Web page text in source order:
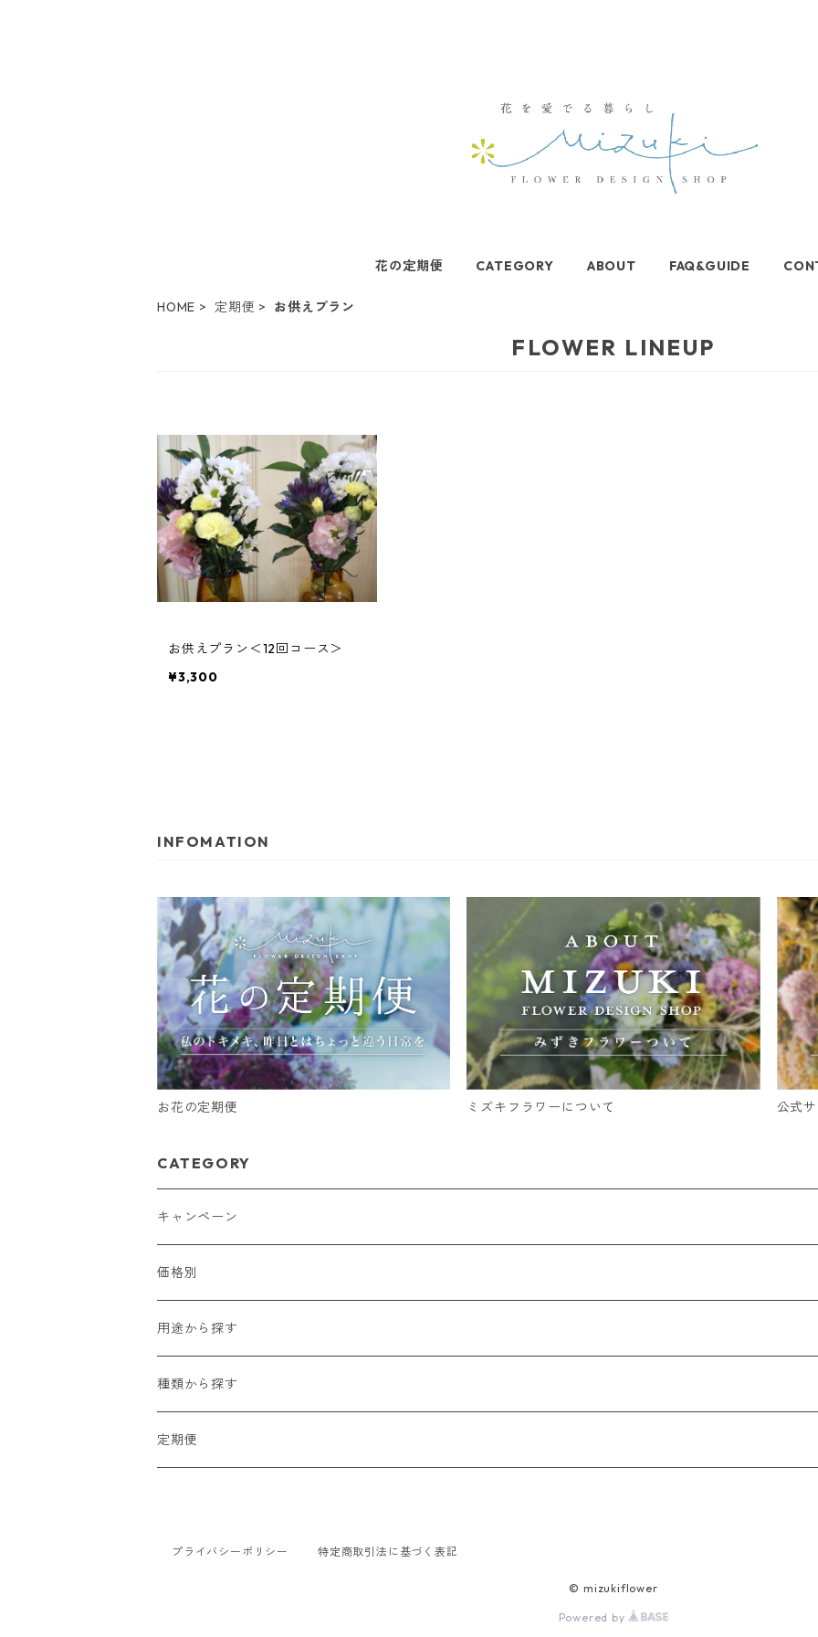
花の定期便 CATEGORY ABOUT FAQ&GUIDE
HOME 定期便 お供えプラン
FLOWER LINEUP
お供えプラン＜12回コース＞
¥3,300
INFOMATION
お花の定期便 ミズキフラワーについて 公式
CATEGORY
キャンペーン
価格別
2,000円以下
2,000円〜5,000円
5,000円〜10,000円
用途から探す
贈り物（お祝い・お見舞い・プレゼント）
自宅用
種類から探す
生花
ドライフラワー
定期便
季節のお花 「彩」プラン
プライバシーポリシー 特定商取引法に基づく表記
© mizukiflower
Powered by